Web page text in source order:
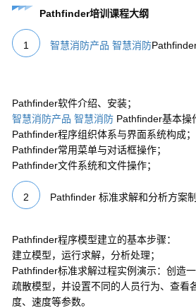
Pathfinder培训课程大纲
1 智慧消防产品 智慧消防
Pathfinder软件介绍、安装；
智慧消防产品 智慧消防 Pathfinder
Pathfinder程序组织体系与界面系
Pathfinder常用菜单与对话框操作
Pathfinder文件系统和文件操作；
2 Pathfinder 标准求解和分析方案
Pathfinder程序模型建立的基本步
建立模型，运行求解，分析处理
Pathfinder标准求解过程实例演示：创造
疏散模型，并设置不同的人员行为、查看
度、速度等参数。